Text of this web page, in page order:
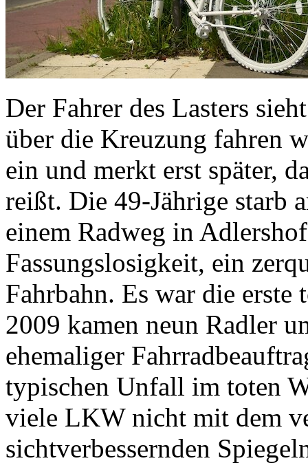
Der Fahrer des Lasters
über die Kreuzung fahren
ein und merkt erst später,
reißt. Die 49-Jährige starb
einem Radweg in
Fassungslosigkeit, ein
Fahrbahn. Es war die erste
2009 kamen neun Radler
ehemaliger
typischen Unfall im toten
viele LKW nicht mit dem
sichtverbessernden